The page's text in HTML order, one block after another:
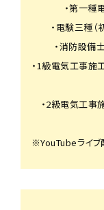
・第一種
・電験三種
・消防設備
・1級電気工事施
・2級電気工事
※YouTubeライブ